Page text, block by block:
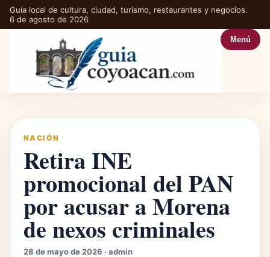
Guía local de cultura, ciudad, turismo, restaurantes y negocios.
6 de agosto de 2026
Menú
NACIÓN
Retira INE
promocional del PAN
por acusar a Morena
de nexos criminales
28 de mayo de 2026 · admin